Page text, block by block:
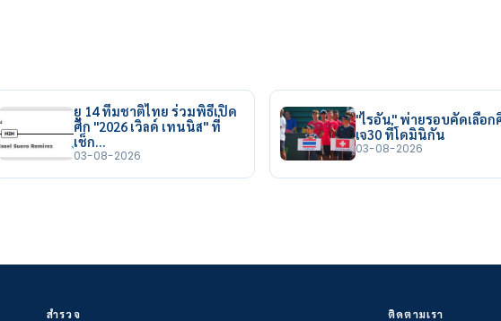
ยู 14 ทีมชาติไทย ร่วมพิธีเปิด
ศึก "2026 เวิลด์ เทนนิส" ที่
เช็ก…
03-08-2026
"ไรอัน" พ่ายรอบคัดเลือก
เจ30 ที่โดมินิกัน
03-08-2026
สำรวจ ติดตามเรา